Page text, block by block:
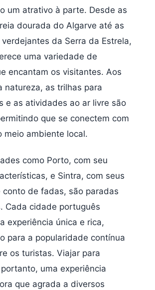
um atrativo à parte. Desde as
dourada do Algarve até as
da Serra da Estrela,
uma variedade de
encantam os visitantes. Aos
natureza, as trilhas para
e as atividades ao ar livre são
que se conectem com
meio ambiente local.
como Porto, com seu
e Sintra, com seus
conto de fadas, são paradas
Cada cidade português
experiência única e rica,
para a popularidade contínua
os turistas. Viajar para
uma experiência
que agrada a diversos